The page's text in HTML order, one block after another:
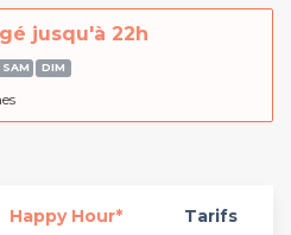
jusqu'à 22h
SAM DIM
Happy Hour* Tarifs